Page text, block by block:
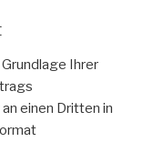
Ihrer
einen Dritten in